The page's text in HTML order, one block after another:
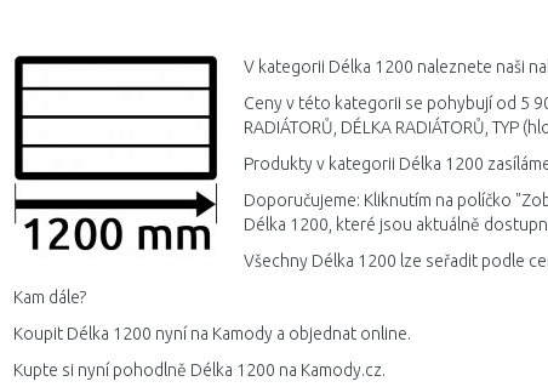
Porovnat
V kategorii Délka 1200 naleznete naši
Ceny v této kategorii se pohybují od 5
RADIÁTORŮ, DÉLKA RADIÁTORŮ, TYP
Produkty v kategorii Délka 1200
Doporučujeme: Kliknutím na políčko
Délka 1200, které jsou aktuálně
Všechny Délka 1200 lze seřadit podle
Kam dále?
Koupit Délka 1200 nyní na Kamody a objednat online.
Kupte si nyní pohodlně Délka 1200 na Kamody.cz.